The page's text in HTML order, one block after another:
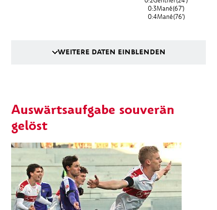
0:3Mané(67')
0:4Mané(76')
WEITERE DATEN EINBLENDEN
Auswärtsaufgabe souverän
gelöst